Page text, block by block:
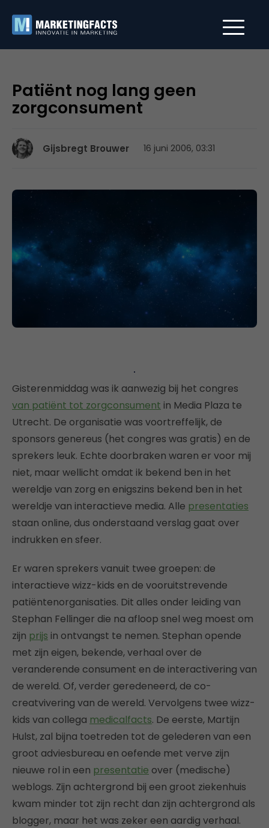
Patiënt nog lang geen
zorgconsument
Gijsbregt Brouwer 16 juni 2006, 03:31
Gisterenmiddag was ik aanwezig bij het congres
van patiënt tot zorgconsument in Media Plaza te
Utrecht. De organisatie was voortreffelijk, de
sponsors genereus (het congres was gratis) en de
sprekers leuk. Echte doorbraken waren er voor mij
niet, maar wellicht omdat ik bekend ben in het
wereldje van zorg en enigszins bekend ben in het
wereldje van interactieve media. Alle presentaties
staan online, dus onderstaand verslag gaat over
indrukken en sfeer.
Er waren sprekers vanuit twee groepen: de
interactieve wizz-kids en de vooruitstrevende
patiëntenorganisaties. Dit alles onder leiding van
Stephan Fellinger die na afloop snel weg moest om
zijn prijs in ontvangst te nemen. Stephan opende
met zijn eigen, bekende, verhaal over de
veranderende consument en de interactivering van
de wereld. Of, verder geredeneerd, de co-
creatvivering van de wereld. Vervolgens twee wizz-
kids van collega medicalfacts. De eerste, Martijn
Hulst, zal bijna toetreden tot de gelederen van een
groot adviesbureau en oefende met verve zijn
nieuwe rol in een presentatie over (medische)
weblogs. Zijn achtergrond bij een groot ziekenhuis
kwam minder tot zijn recht dan zijn achtergrond als
blogger, maar het was zeker een aardig verhaal.